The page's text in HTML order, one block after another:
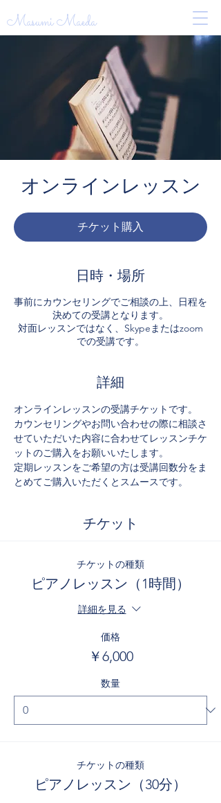
Masumi Maeda
オンラインレッスン
チケット購入
日時・場所
事前にカウンセリングでご相談の上、日程を
決めての受講となります。
対面レッスンではなく、Skypeまたはzoom
での受講です。
詳細
オンラインレッスンの受講チケットです。
カウンセリングやお問い合わせの際に相談さ
せていただいた内容に合わせてレッスンチケ
ットのご購入をお願いいたします。
定期レッスンをご希望の方は受講回数分をま
とめてご購入いただくとスムースです。
チケット
チケットの種類
ピアノレッスン（1時間）
詳細を見る
価格
￥6,000
数量
チケットの種類
ピアノレッスン（30分）